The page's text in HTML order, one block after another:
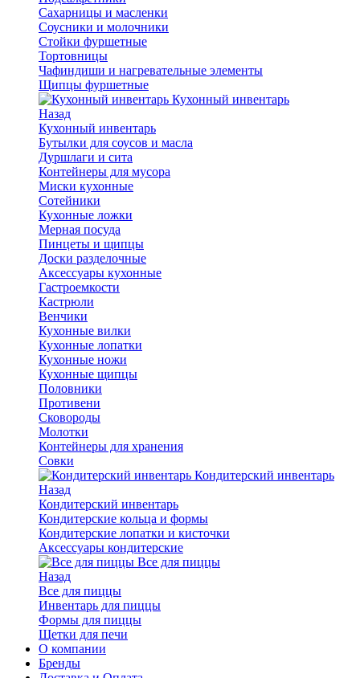
Сахарницы и масленки
Соусники и молочники
Стойки фуршетные
Тортовницы
Чафиндиши и нагревательные элементы
Щипцы фуршетные
Кухонный инвентарь
Назад
Кухонный инвентарь
Бутылки для соусов и масла
Дуршлаги и сита
Контейнеры для мусора
Миски кухонные
Сотейники
Кухонные ложки
Мерная посуда
Пинцеты и щипцы
Доски разделочные
Аксессуары кухонные
Гастроемкости
Кастрюли
Венчики
Кухонные вилки
Кухонные лопатки
Кухонные ножи
Кухонные щипцы
Половники
Противени
Сковороды
Молотки
Контейнеры для хранения
Совки
Кондитерский инвентарь
Назад
Кондитерский инвентарь
Кондитерские кольца и формы
Кондитерские лопатки и кисточки
Аксессуары кондитерские
Все для пиццы
Назад
Все для пиццы
Инвентарь для пиццы
Формы для пиццы
Щетки для печи
О компании
Бренды